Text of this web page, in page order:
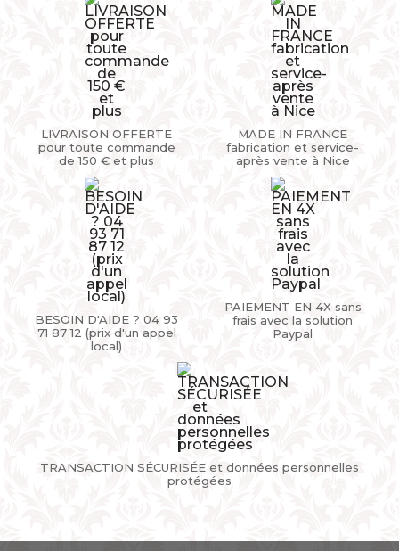
LIVRAISON OFFERTE
pour toute commande
de 150 € et plus
MADE IN FRANCE
fabrication et service-
après vente à Nice
BESOIN D'AIDE ? 04 93
71 87 12 (prix d'un appel
local)
PAIEMENT EN 4X sans
frais avec la solution
Paypal
TRANSACTION SÉCURISÉE et données personnelles
protégées